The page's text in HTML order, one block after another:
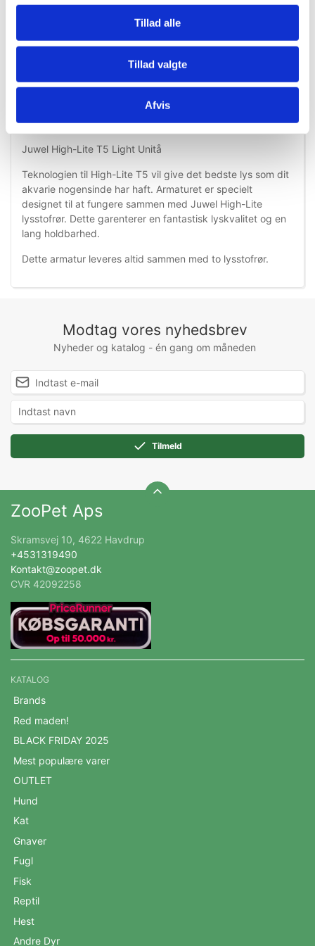
Tillad alle
Tillad valgte
Afvis
Juwel High-Lite T5 Light Unitå
Teknologien til High-Lite T5 vil give det bedste lys som dit
akvarie nogensinde har haft. Armaturet er specielt
designet til at fungere sammen med Juwel High-Lite
lysstofrør. Dette garenterer en fantastisk lyskvalitet og en
lang holdbarhed.
Dette armatur leveres altid sammen med to lysstofrør.
Modtag vores nyhedsbrev
Nyheder og katalog - én gang om måneden
Tilmeld
ZooPet Aps
Skramsvej 10, 4622 Havdrup
+4531319490
Kontakt@zoopet.dk
CVR 42092258
KATALOG
Brands
Red maden!
BLACK FRIDAY 2025
Mest populære varer
OUTLET
Hund
Kat
Gnaver
Fugl
Fisk
Reptil
Hest
Andre Dyr